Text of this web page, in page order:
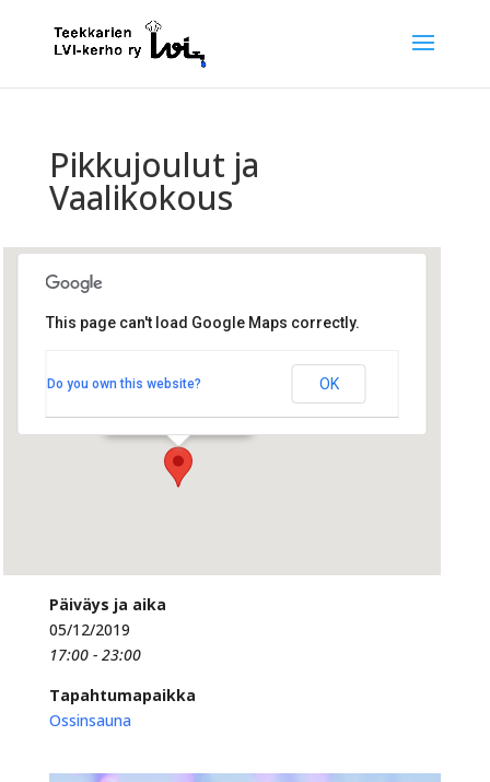
Pikkujoulut ja
Vaalikokous
Otakaari 18 - Espoo
Tapahtumat
This page can't load Google Maps correctly.
Do you own this website? OK
Päiväys ja aika
05/12/2019
17:00 - 23:00
Tapahtumapaikka
Ossinsauna